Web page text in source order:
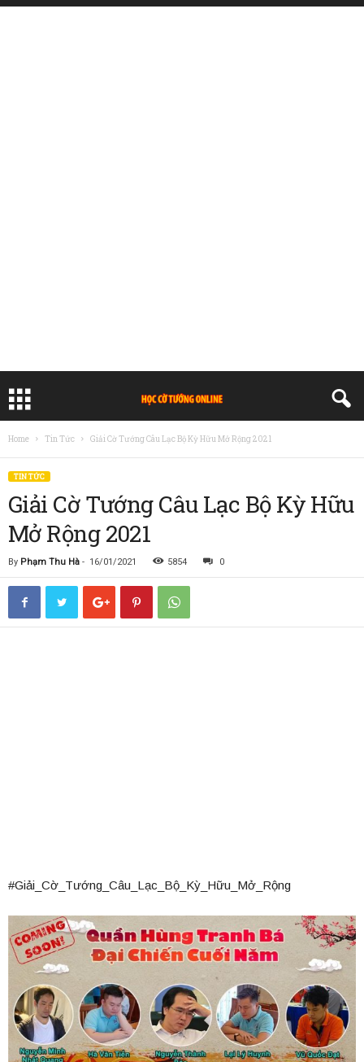
Home Tin Tức Giải Cờ Tướng Câu Lạc Bộ Kỳ Hữu Mở Rộng 2021
TIN TỨC
Giải Cờ Tướng Câu Lạc Bộ Kỳ Hữu
Mở Rộng 2021
By Phạm Thu Hà - 16/01/2021 5854 0
#Giải_Cờ_Tướng_Câu_Lạc_Bộ_Kỳ_Hữu_Mở_Rộng